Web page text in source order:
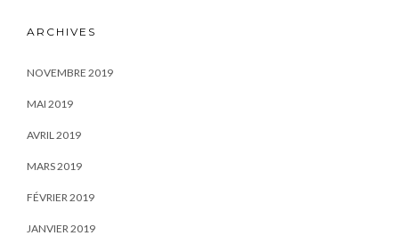
ARCHIVES
NOVEMBRE 2019
MAI 2019
AVRIL 2019
MARS 2019
FÉVRIER 2019
JANVIER 2019